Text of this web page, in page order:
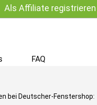
Als Affiliate registrieren
FAQ
bei Deutscher-Fenstershop: